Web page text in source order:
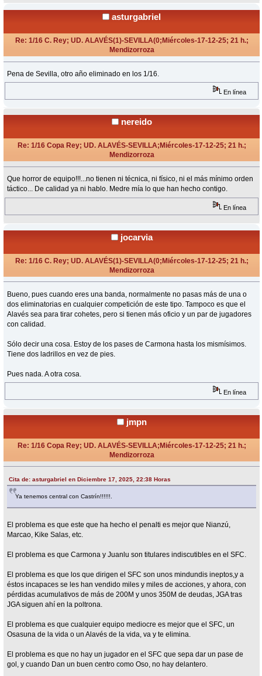
asturgabriel
Re: 1/16 C. Rey; UD. ALAVÉS(1)-SEVILLA(0;Miércoles-17-12-25; 21 h.;
Mendizorroza
Pena de Sevilla, otro año eliminado en los 1/16.
En línea
nereido
Re: 1/16 Copa Rey; UD. ALAVÉS-SEVILLA;Miércoles-17-12-25; 21 h.;
Mendizorroza
Que horror de equipo!!!...no tienen ni técnica, ni físico, ni el más mínimo orden
táctico... De calidad ya ni hablo. Medre mía lo que han hecho contigo.
En línea
jocarvia
Re: 1/16 C. Rey; UD. ALAVÉS(1)-SEVILLA(0;Miércoles-17-12-25; 21 h.;
Mendizorroza
Bueno, pues cuando eres una banda, normalmente no pasas más de una o
dos eliminatorias en cualquier competición de este tipo. Tampoco es que el
Alavés sea para tirar cohetes, pero si tienen más oficio y un par de jugadores
con calidad.
Sólo decir una cosa. Estoy de los pases de Carmona hasta los mismísimos.
Tiene dos ladrillos en vez de pies.
Pues nada. A otra cosa.
En línea
jmpn
Re: 1/16 Copa Rey; UD. ALAVÉS-SEVILLA;Miércoles-17-12-25; 21 h.;
Mendizorroza
Cita de: asturgabriel en Diciembre 17, 2025, 22:38 Horas
Ya tenemos central con Castrín!!!!!!.
El problema es que este que ha hecho el penalti es mejor que Nianzú,
Marcao, Kike Salas, etc.
El problema es que Carmona y Juanlu son titulares indiscutibles en el SFC.
El problema es que los que dirigen el SFC son unos mindundis ineptos,y a
éstos incapaces se les han vendido miles y miles de acciones, y ahora, con
pérdidas acumulativos de más de 200M y unos 350M de deudas, JGA tras
JGA siguen ahí en la poltrona.
El problema es que cualquier equipo mediocre es mejor que el SFC, un
Osasuna de la vida o un Alavés de la vida, va y te elimina.
El problema es que no hay un jugador en el SFC que sepa dar un pase de
gol, y cuando Dan un buen centro como Oso, no hay delantero.